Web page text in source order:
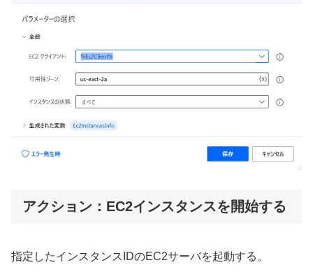
アクション：EC2インスタンスを開始する
指定したインスタンスIDのEC2サーバを起動する。